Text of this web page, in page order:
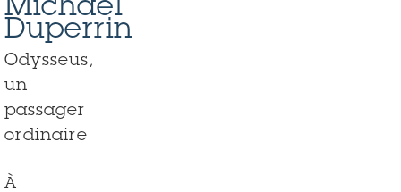
Michaël
Duperrin
Odysseus,
un
passager
ordinaire
À